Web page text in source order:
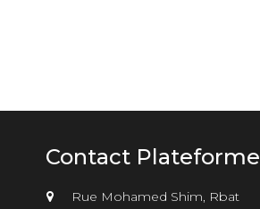
Contact Plateforme
Rue Mohamed Shim, Rbat